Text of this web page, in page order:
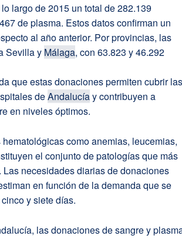
largo de 2015 un total de 282.139
de plasma. Estos datos confirman un
al año anterior. Por provincias, las
Sevilla y Málaga, con 63.823 y 46.292
que estas donaciones permiten cubrir las
deAndalucíay contribuyen a
en niveles óptimos.
como anemias, leucemias,
el conjunto de patologías que más
necesidades diarias de donaciones
en función de la demanda que se
y siete días.
las donaciones de sangre y